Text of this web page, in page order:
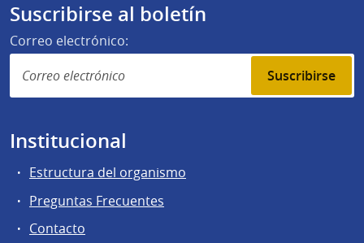
Suscribirse al boletín
Correo electrónico:
Suscribirse
Institucional
Estructura del organismo
Preguntas Frecuentes
Contacto